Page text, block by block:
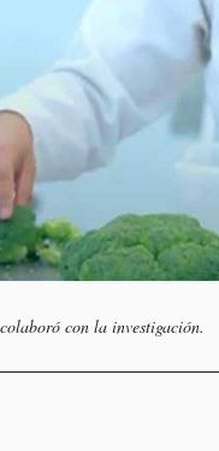
con la investigación.